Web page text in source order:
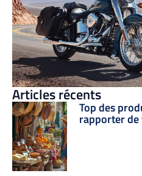
Articles récents
Top des
rapporter